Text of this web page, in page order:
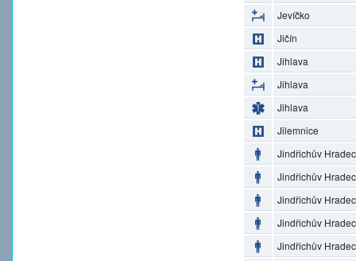
Jevíčko
Jičín
Jihlava
Jihlava
Jihlava
Jilemnice
Jindřichův Hradec
Jindřichův Hradec
Jindřichův Hradec
Jindřichův Hradec
Jindřichův Hradec